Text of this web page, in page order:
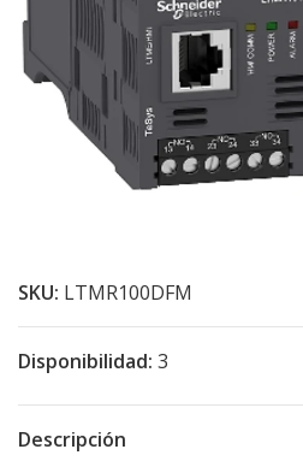
SKU: LTMR100DFM
Disponibilidad: 3
Descripción